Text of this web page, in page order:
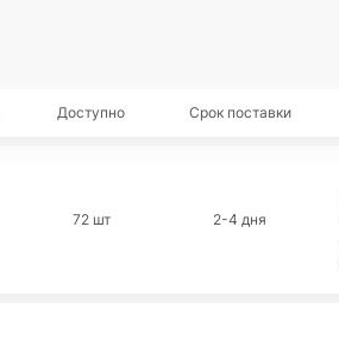
Доступно Срок поставки
72 шт 2-4 дня